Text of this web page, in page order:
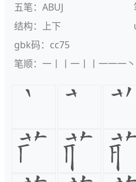
五笔：ABUJ
结构：上下
gbk码：cc75
笔顺：一丨丨一丨丨一一一